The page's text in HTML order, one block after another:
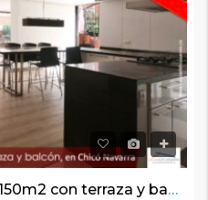
Lindo apartamento de 150m2 con terraza y balcón, en Chicó Navarra